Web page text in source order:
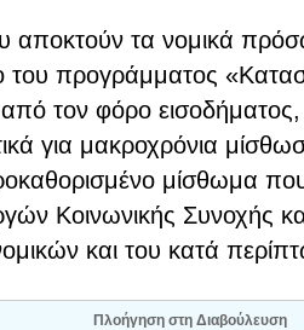
αποκτούν τα νομικά
του προγράμματος
τον φόρο
για μακροχρόνια
μίσθωμα που
Κοινωνικής Συνοχής
και του κατά
Πλοήγηση στη Διαβούλευση